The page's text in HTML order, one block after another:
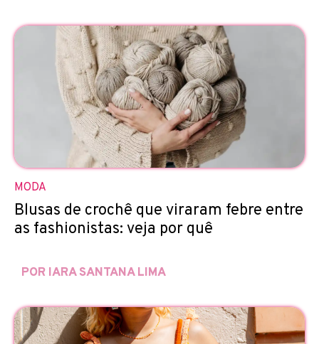
MODA
Blusas de crochê que viraram febre entre
as fashionistas: veja por quê
POR IARA SANTANA LIMA